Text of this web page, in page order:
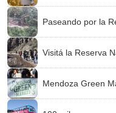
Paseando por la
Visitá la Reserva
Mendoza Green